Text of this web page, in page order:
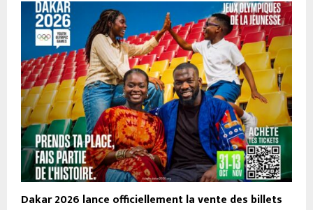
Dakar 2026 lance officiellement la vente des billets